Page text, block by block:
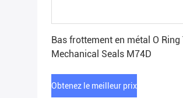
Bas frottement en métal O Ring
Mechanical Seals M74D
Obtenez le meilleur prix